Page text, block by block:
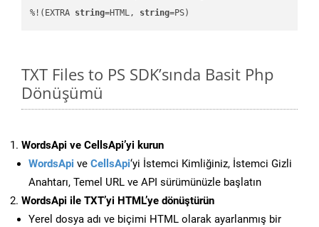
%!(EXTRA string=HTML, string=PS)
TXT Files to PS SDK’sında Basit Php
Dönüşümü
WordsApi ve CellsApi’yi kurun
WordsApi ve CellsApi‘yi İstemci Kimliğiniz, İstemci Gizli
Anahtarı, Temel URL ve API sürümünüzle başlatın
WordsApi ile TXT’yi HTML’ye dönüştürün
Yerel dosya adı ve biçimi HTML olarak ayarlanmış bir